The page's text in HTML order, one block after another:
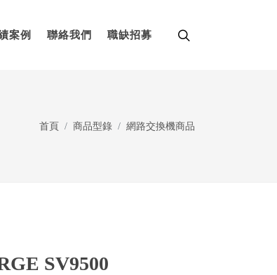
案例 聯絡我們 職缺招募
首頁 商品型錄 網路交換機商品
SV9500